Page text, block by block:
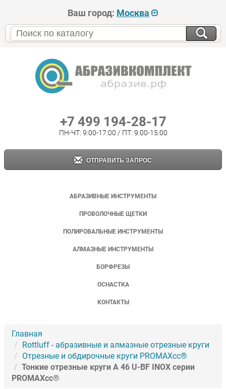
Ваш город: Москва
+7 499 194-28-17
ПН-ЧТ: 9:00-17:00 / ПТ: 9:00-15:00
ОТПРАВИТЬ ЗАПРОС
АБРАЗИВНЫЕ ИНСТРУМЕНТЫ
ПРОВОЛОЧНЫЕ ЩЕТКИ
ПОЛИРОВАЛЬНЫЕ ИНСТРУМЕНТЫ
АЛМАЗНЫЕ ИНСТРУМЕНТЫ
БОРФРЕЗЫ
ОСНАСТКА
КОНТАКТЫ
Главная
Rottluff - абразивные и алмазные отрезные круги
Отрезные и обдирочные круги PROMAXcc®
Тонкие отрезные круги A 46 U-BF INOX серии
PROMAXcc®